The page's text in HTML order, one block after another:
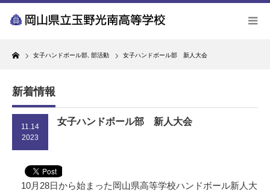
Home
女子ハンドボール部 部活動 女子ハンドボール部 新人大会
新着情報
11.14
2023
女子ハンドボール部 新人大会
10月28日から始まった岡山県高等学校ハンドボール新人大